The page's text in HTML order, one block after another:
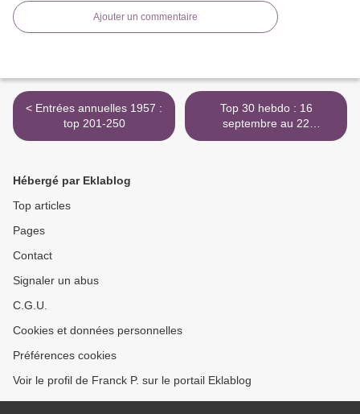
Ajouter un commentaire
< Entrées annuelles 1957 :
top 201-250
Top 30 hebdo : 16
septembre au 22
septembre 1970 >
Hébergé par Eklablog
Top articles
Pages
Contact
Signaler un abus
C.G.U.
Cookies et données personnelles
Préférences cookies
Voir le profil de Franck P. sur le portail Eklablog